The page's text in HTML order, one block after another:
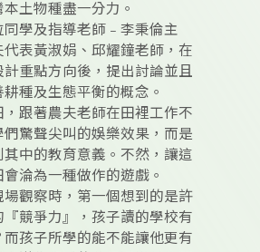
土物種盡一分力。
學及指導老師﹣李秉倫主
表黃淑娟、邱耀鐘老師，在
計重點方向後，提出討論並且
種及生態平衡的概念。
跟著農夫老師在田裡工作不
們驚聲尖叫的娛樂效果，而是
其中的教育意義。不然，讓這
淪為一種做作的遊戲。
場觀察時，第一個想到的是許
『競爭力』，孩子讀的學校有
而孩子所學的能不能讓他更有